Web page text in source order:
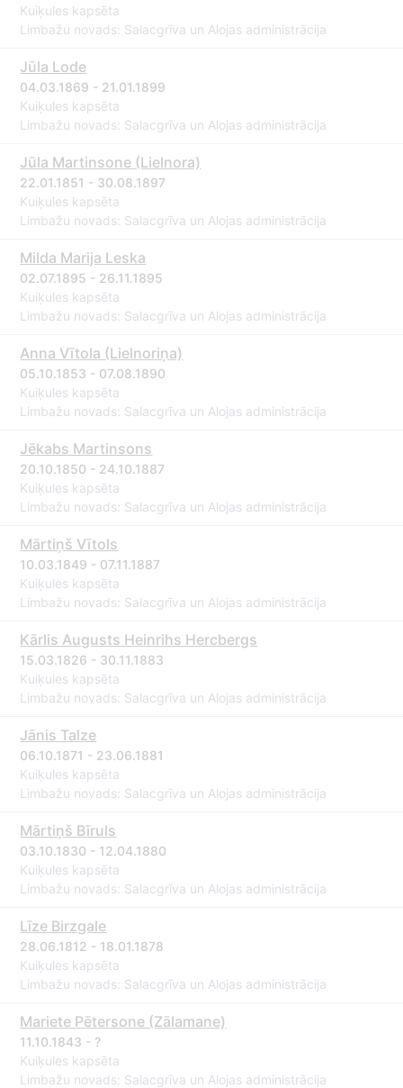
Kuiķules kapsēta
Limbažu novads: Salacgrīva un Alojas administrācija
Jūla Lode
04.03.1869 - 21.01.1899
Kuiķules kapsēta
Limbažu novads: Salacgrīva un Alojas administrācija
Jūla Martinsone (Lielnora)
22.01.1851 - 30.08.1897
Kuiķules kapsēta
Limbažu novads: Salacgrīva un Alojas administrācija
Milda Marija Leska
02.07.1895 - 26.11.1895
Kuiķules kapsēta
Limbažu novads: Salacgrīva un Alojas administrācija
Anna Vītola (Lielnoriņa)
05.10.1853 - 07.08.1890
Kuiķules kapsēta
Limbažu novads: Salacgrīva un Alojas administrācija
Jēkabs Martinsons
20.10.1850 - 24.10.1887
Kuiķules kapsēta
Limbažu novads: Salacgrīva un Alojas administrācija
Mārtiņš Vītols
10.03.1849 - 07.11.1887
Kuiķules kapsēta
Limbažu novads: Salacgrīva un Alojas administrācija
Kārlis Augusts Heinrihs Hercbergs
15.03.1826 - 30.11.1883
Kuiķules kapsēta
Limbažu novads: Salacgrīva un Alojas administrācija
Jānis Talze
06.10.1871 - 23.06.1881
Kuiķules kapsēta
Limbažu novads: Salacgrīva un Alojas administrācija
Mārtiņš Bīruls
03.10.1830 - 12.04.1880
Kuiķules kapsēta
Limbažu novads: Salacgrīva un Alojas administrācija
Līze Birzgale
28.06.1812 - 18.01.1878
Kuiķules kapsēta
Limbažu novads: Salacgrīva un Alojas administrācija
Mariete Pētersone (Zālamane)
11.10.1843 - ?
Kuiķules kapsēta
Limbažu novads: Salacgrīva un Alojas administrācija